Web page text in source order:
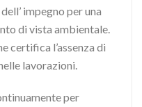
impegno per una
di vista ambientale.
certifica l’assenza di
lavorazioni.
per